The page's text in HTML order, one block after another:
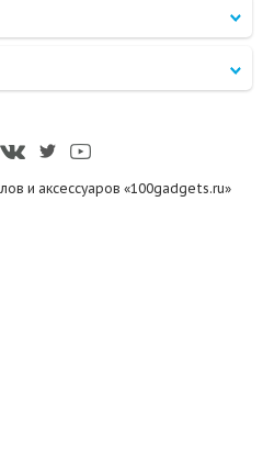
и аксессуаров «100gadgets.ru»